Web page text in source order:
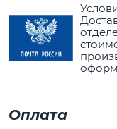
Оплата